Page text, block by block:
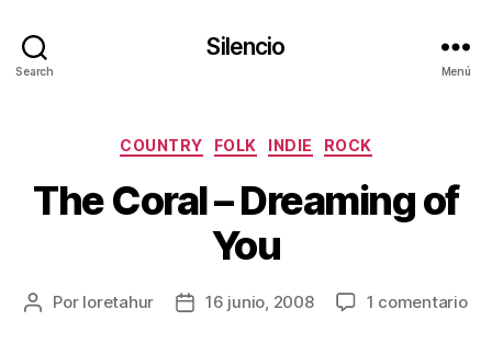
Search
Silencio
Menú
Categorías
COUNTRY FOLK INDIE ROCK
The Coral – Dreaming of
You
Autor
Por loretahur
Fecha16 junio, 2008 1 comentarioen